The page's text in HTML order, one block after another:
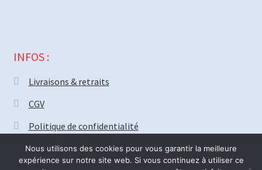
INFOS :
Livraisons & retraits
CGV
Politique de confidentialité
Nous utilisons des cookies pour vous garantir la meilleure
expérience sur notre site web. Si vous continuez à utiliser ce